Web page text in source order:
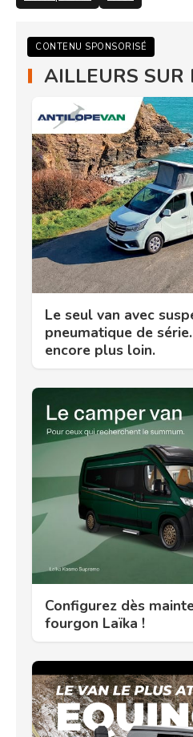
CONTENU SPONSORISÉ
AILLEURS SUR
Le seul van avec
pneumatique de
encore plus loin.
Configurez dès
fourgon Laïka !